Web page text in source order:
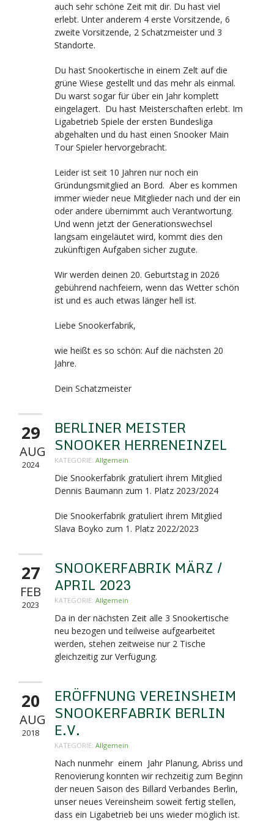
auch sehr schöne Zeit mit dir. Du hast viel
erlebt. Unter anderem 4 erste Vorsitzende, 6
zweite Vorsitzende, 2 Schatzmeister und 3
Standorte.
Du hast Snookertische in einem Zelt auf die
grüne Wiese gestellt und das mehr als einmal.
Du warst sogar für über ein Jahr komplett
eingelagert. Du hast Meisterschaften erlebt. Im
Ligabetrieb Spiele der ersten Bundesliga
abgehalten und du hast einen Snooker Main
Tour Spieler hervorgebracht.
Leider ist seit 10 Jahren nur noch ein
Gründungsmitglied an Bord. Aber es kommen
immer wieder neue Mitglieder nach und der ein
oder andere übernimmt auch Verantwortung.
Und wenn jetzt der Generationswechsel
langsam eingeläutet wird, kommt dies den
zukünftigen Aufgaben sicher zugute.
Wir werden deinen 20. Geburtstag in 2026
gebührend nachfeiern, wenn das Wetter schön
ist und es auch etwas länger hell ist.
Liebe Snookerfabrik,
wie heißt es so schön: Auf die nächsten 20
Jahre.
Dein Schatzmeister
29
AUG
2024
BERLINER MEISTER
SNOOKER HERRENEINZEL
KATEGORIE: Allgemein
Die Snookerfabrik gratuliert ihrem Mitglied
Dennis Baumann zum 1. Platz 2023/2024
Die Snookerfabrik gratuliert ihrem Mitglied
Slava Boyko zum 1. Platz 2022/2023
27
FEB
2023
SNOOKERFABRIK MÄRZ /
APRIL 2023
KATEGORIE: Allgemein
Da in der nächsten Zeit alle 3 Snookertische
neu bezogen und teilweise aufgearbeitet
werden, stehen zeitweise nur 2 Tische
gleichzeitig zur Verfügung.
20
AUG
2018
ERÖFFNUNG VEREINSHEIM
SNOOKERFABRIK BERLIN
E.V.
KATEGORIE: Allgemein
Nach nunmehr einem Jahr Planung, Abriss und
Renovierung konnten wir rechzeitig zum Beginn
der neuen Saison des Billard Verbandes Berlin,
unser neues Vereinsheim soweit fertig stellen,
dass ein Ligabetrieb bei uns wieder möglich ist.